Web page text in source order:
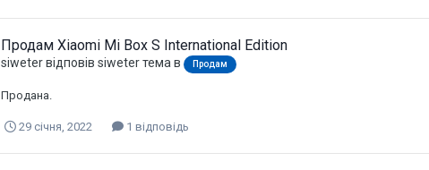
Продам Xiaomi Mi Box S International Edition
siweterвідповів siweterтема в Продам
Продана.
29 січня, 2022 1 відповідь